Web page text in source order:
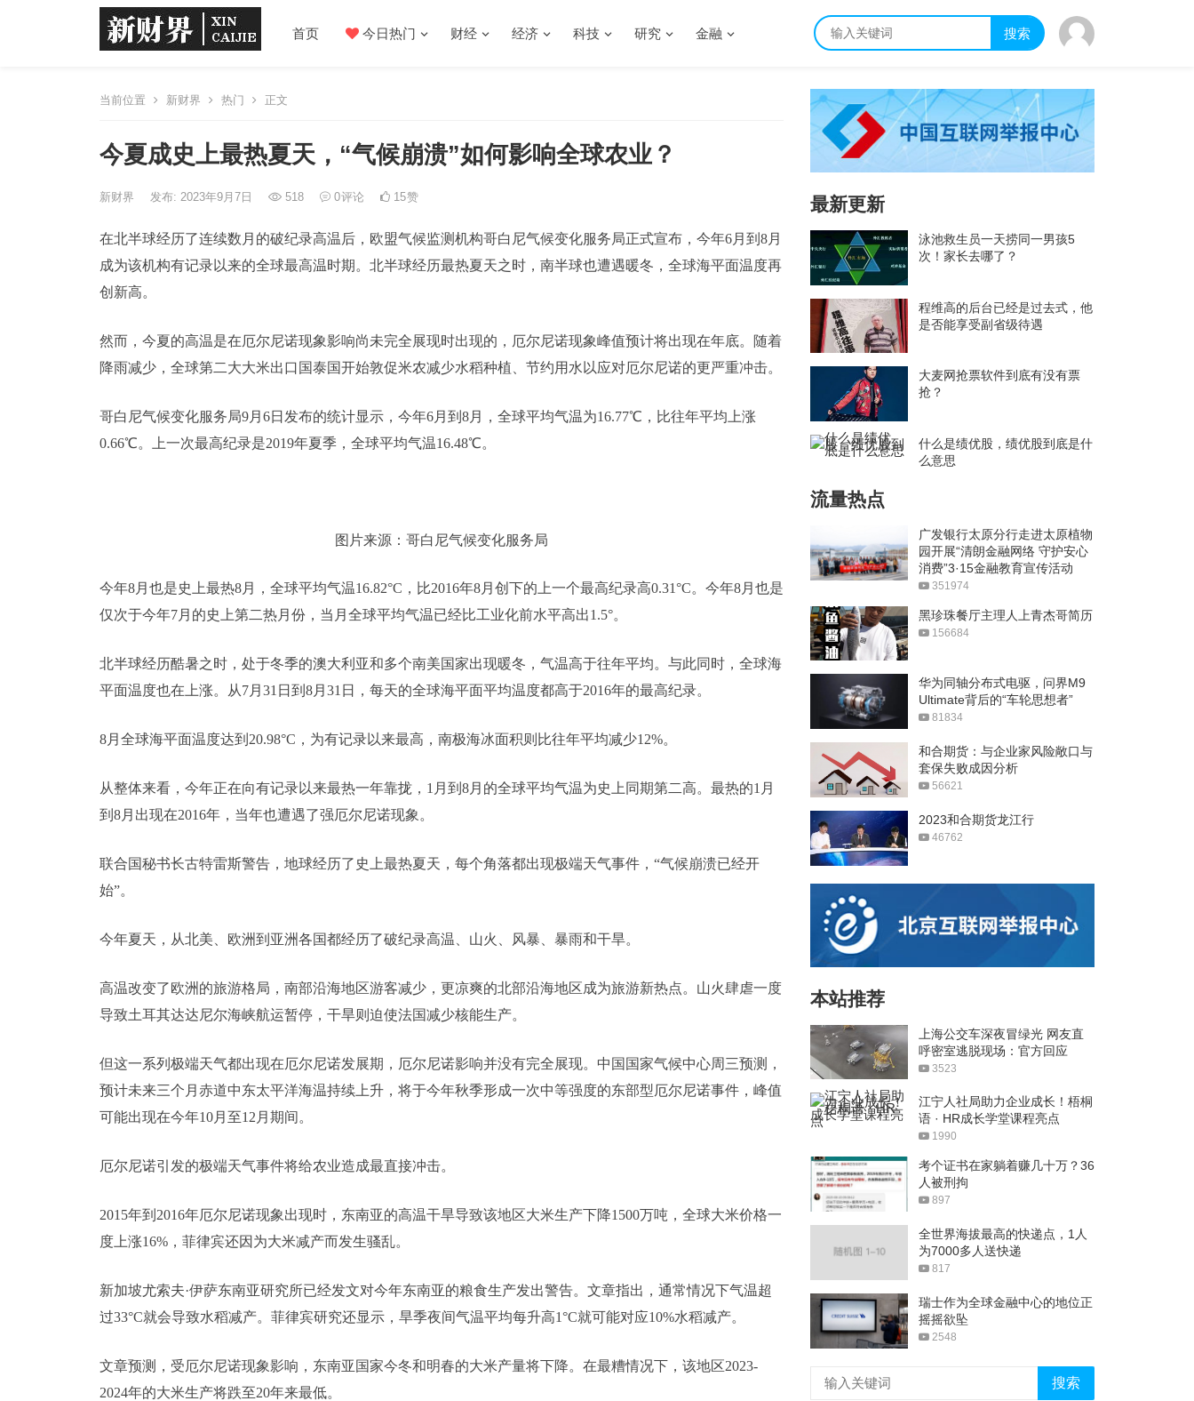
首页 今日热门 财经 经济 科技 研究 金融 搜索
当前位置 新财界 热门 正文
今夏成史上最热夏天，“气候崩溃”如何影响全球农业？
新财界 发布: 2023年9月7日 518 0评论 15赞
在北半球经历了连续数月的破纪录高温后，欧盟气候监测机构哥白尼气候变化服务局正式宣布，今年6月到8月
成为该机构有记录以来的全球最高温时期。北半球经历最热夏天之时，南半球也遭遇暖冬，全球海平面温度再
创新高。
然而，今夏的高温是在厄尔尼诺现象影响尚未完全展现时出现的，厄尔尼诺现象峰值预计将出现在年底。随着
降雨减少，全球第二大大米出口国泰国开始敦促米农减少水稻种植、节约用水以应对厄尔尼诺的更严重冲击。
哥白尼气候变化服务局9月6日发布的统计显示，今年6月到8月，全球平均气温为16.77℃，比往年平均上涨
0.66℃。上一次最高纪录是2019年夏季，全球平均气温16.48℃。
图片来源：哥白尼气候变化服务局
今年8月也是史上最热8月，全球平均气温16.82°C，比2016年8月创下的上一个最高纪录高0.31°C。今年8月也是
仅次于今年7月的史上第二热月份，当月全球平均气温已经比工业化前水平高出1.5°。
北半球经历酷暑之时，处于冬季的澳大利亚和多个南美国家出现暖冬，气温高于往年平均。与此同时，全球海
平面温度也在上涨。从7月31日到8月31日，每天的全球海平面平均温度都高于2016年的最高纪录。
8月全球海平面温度达到20.98°C，为有记录以来最高，南极海冰面积则比往年平均减少12%。
从整体来看，今年正在向有记录以来最热一年靠拢，1月到8月的全球平均气温为史上同期第二高。最热的1月
到8月出现在2016年，当年也遭遇了强厄尔尼诺现象。
联合国秘书长古特雷斯警告，地球经历了史上最热夏天，每个角落都出现极端天气事件，“气候崩溃已经开
始”。
今年夏天，从北美、欧洲到亚洲各国都经历了破纪录高温、山火、风暴、暴雨和干旱。
高温改变了欧洲的旅游格局，南部沿海地区游客减少，更凉爽的北部沿海地区成为旅游新热点。山火肆虐一度
导致土耳其达达尼尔海峡航运暂停，干旱则迫使法国减少核能生产。
但这一系列极端天气都出现在厄尔尼诺发展期，厄尔尼诺影响并没有完全展现。中国国家气候中心周三预测，
预计未来三个月赤道中东太平洋海温持续上升，将于今年秋季形成一次中等强度的东部型厄尔尼诺事件，峰值
可能出现在今年10月至12月期间。
厄尔尼诺引发的极端天气事件将给农业造成最直接冲击。
2015年到2016年厄尔尼诺现象出现时，东南亚的高温干旱导致该地区大米生产下降1500万吨，全球大米价格一
度上涨16%，菲律宾还因为大米减产而发生骚乱。
新加坡尤索夫·伊萨东南亚研究所已经发文对今年东南亚的粮食生产发出警告。文章指出，通常情况下气温超
过33°C就会导致水稻减产。菲律宾研究还显示，旱季夜间气温平均每升高1°C就可能对应10%水稻减产。
文章预测，受厄尔尼诺现象影响，东南亚国家今冬和明春的大米产量将下降。在最糟情况下，该地区2023-
2024年的大米生产将跌至20年来最低。
最新更新
泳池救生员一天捞同一男孩5
次！家长去哪了？
程维高的后台已经是过去式，他
是否能享受副省级待遇
大麦网抢票软件到底有没有票
抢？
什么是绩优股，绩优股到底是什
么意思
流量热点
广发银行太原分行走进太原植物
园开展“清朗金融网络 守护安心
消费”3·15金融教育宣传活动
351974
黑珍珠餐厅主理人上青杰哥简历
156684
华为同轴分布式电驱，问界M9
Ultimate背后的“车轮思想者”
81834
和合期货：与企业家风险敞口与
套保失败成因分析
56621
2023和合期货龙江行
46762
本站推荐
上海公交车深夜冒绿光 网友直
呼密室逃脱现场：官方回应
3523
江宁人社局助力企业成长！梧桐
语 · HR成长学堂课程亮点
1990
考个证书在家躺着赚几十万？36
人被刑拘
897
全世界海拔最高的快递点，1人
为7000多人送快递
817
瑞士作为全球金融中心的地位正
摇摇欲坠
2548
搜索